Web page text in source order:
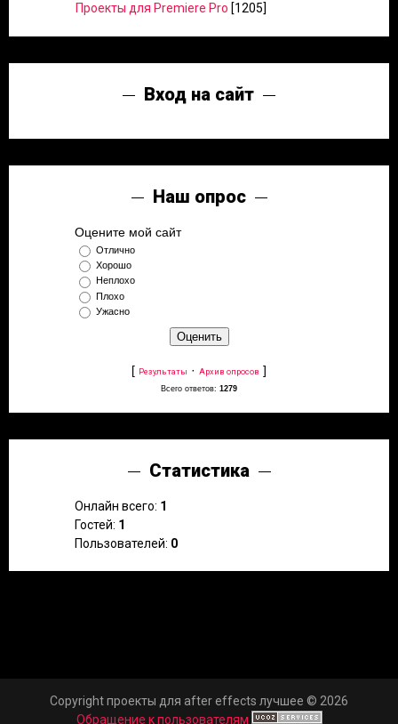
Проекты для Premiere Pro [1205]
Вход на сайт
Наш опрос
Оцените мой сайт
Отлично
Хорошо
Неплохо
Плохо
Ужасно
[ Результаты · Архив опросов ]
Всего ответов: 1279
Статистика
Онлайн всего: 1
Гостей: 1
Пользователей: 0
Copyright проекты для after effects лучшее © 2026
Обращение к пользователям